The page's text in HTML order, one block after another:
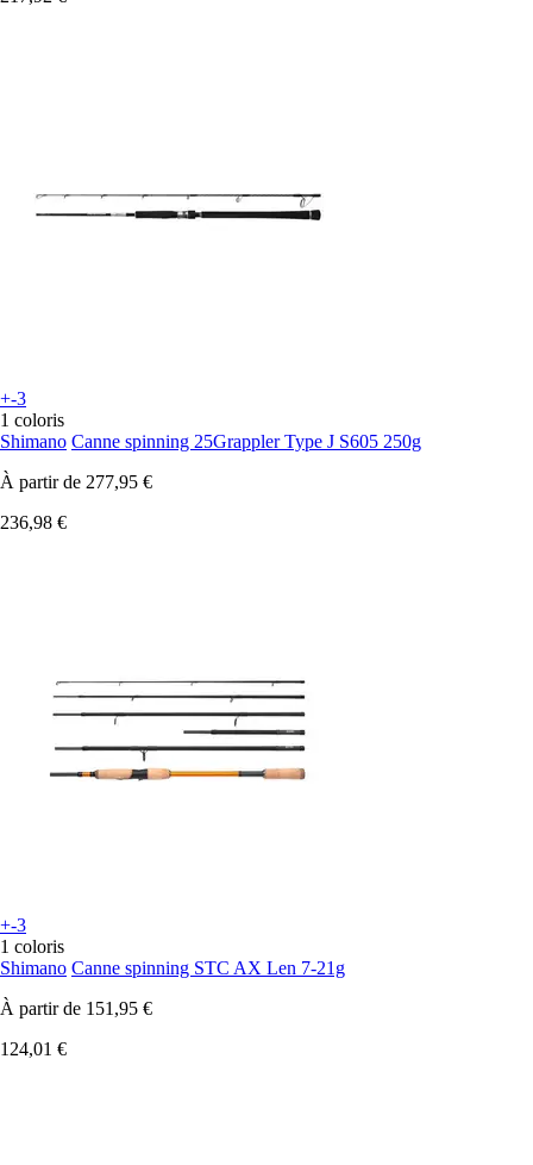
+-3
1 coloris
Shimano Canne spinning 25Grappler Type J S605 250g
À partir de 277,95 €
236,98 €
+-3
1 coloris
Shimano Canne spinning STC AX Len 7-21g
À partir de 151,95 €
124,01 €